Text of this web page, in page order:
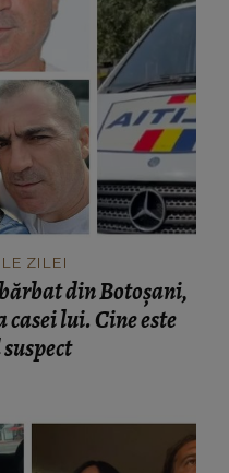
ZILEI
din Botoșani,
lui. Cine este